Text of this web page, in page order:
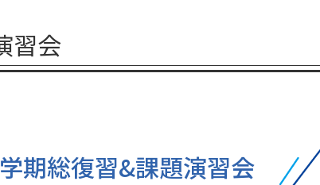
習会
期総復習&課題演習会